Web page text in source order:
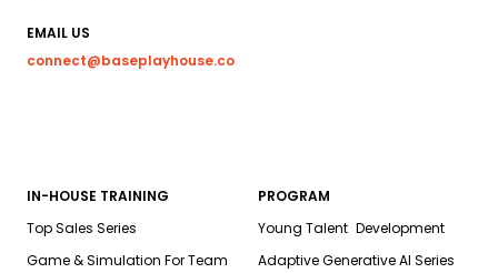
EMAIL US
connect@baseplayhouse.co
IN-HOUSE TRAINING
Top Sales Series
Game & Simulation For Team
PROGRAM
Young Talent Development
Adaptive Generative AI Series